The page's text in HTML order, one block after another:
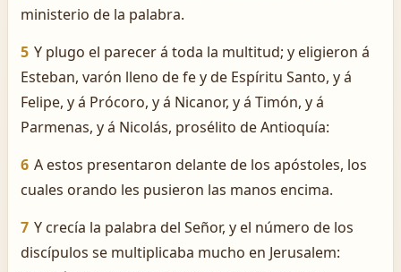
ministerio de la palabra.
5 Y plugo el parecer á toda la multitud; y eligieron á
Esteban, varón lleno de fe y de Espíritu Santo, y á
Felipe, y á Prócoro, y á Nicanor, y á Timón, y á
Parmenas, y á Nicolás, prosélito de Antioquía:
6 A estos presentaron delante de los apóstoles, los
cuales orando les pusieron las manos encima.
7 Y crecía la palabra del Señor, y el número de los
discípulos se multiplicaba mucho en Jerusalem: